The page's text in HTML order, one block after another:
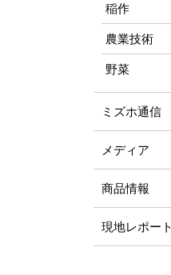
稲作
農業技術
野菜
ミズホ通信
メディア
商品情報
現地レポート